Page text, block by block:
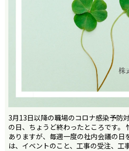
3月13日以降の職場のコロナ感染予防
の日、ちょうど終わったところです。
ありますが、毎週一度の社内会議の日
は、イベントのこと、工事の受注、